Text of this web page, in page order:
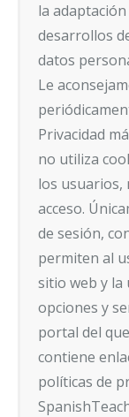
la
desarrollos
datos
Le
Privacidad
no utiliza
los usuarios,
acceso.
de sesión,
permiten al
sitio web y la
opciones y
portal del
contiene
políticas de